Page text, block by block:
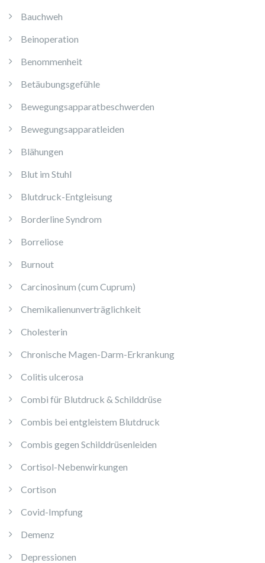
Bauchweh
Beinoperation
Benommenheit
Betäubungsgefühle
Bewegungsapparatbeschwerden
Bewegungsapparatleiden
Blähungen
Blut im Stuhl
Blutdruck-Entgleisung
Borderline Syndrom
Borreliose
Burnout
Carcinosinum (cum Cuprum)
Chemikalienunverträglichkeit
Cholesterin
Chronische Magen-Darm-Erkrankung
Colitis ulcerosa
Combi für Blutdruck & Schilddrüse
Combis bei entgleistem Blutdruck
Combis gegen Schilddrüsenleiden
Cortisol-Nebenwirkungen
Cortison
Covid-Impfung
Demenz
Depressionen